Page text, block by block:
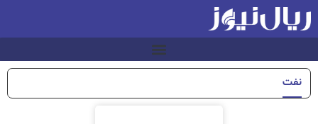
نفت